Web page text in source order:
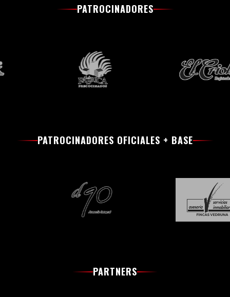
PATROCINADORES
PATROCINADORES OFICIALES + BASE
PARTNERS